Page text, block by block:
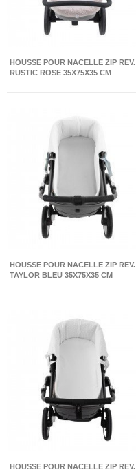
HOUSSE POUR NACELLE ZIP REV.
RUSTIC ROSE 35X75X35 CM
HOUSSE POUR NACELLE ZIP REV.
TAYLOR BLEU 35X75X35 CM
HOUSSE POUR NACELLE ZIP REV.